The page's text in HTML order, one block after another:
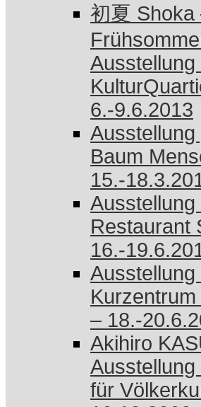
初夏 Shoka
Ausstellung
6.-9.6.2013
Ausstellung
Baum
15.-
Ausstellung
Restaurant
16.-
Ausstellung
– 18.-
Akihiro
für